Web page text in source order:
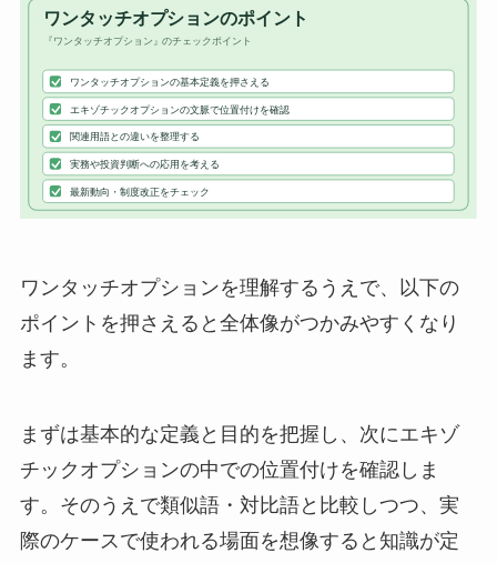
ワンタッチオプションを理解するうえで、以下の
ポイントを押さえると全体像がつかみやすくなり
ます。
まずは基本的な定義と目的を把握し、次にエキゾ
チックオプションの中での位置付けを確認しま
す。そのうえで類似語・対比語と比較しつつ、実
際のケースで使われる場面を想像すると知識が定